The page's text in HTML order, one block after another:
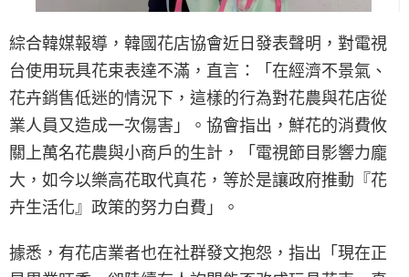
綜合韓媒報導，韓國花店協會近日發表聲明，對電視
台使用玩具花束表達不滿，直言：「在經濟不景氣、
花卉銷售低迷的情況下，這樣的行為對花農與花店從
業人員又造成一次傷害」。協會指出，鮮花的消費攸
關上萬名花農與小商戶的生計，「電視節目影響力龐
大，如今以樂高花取代真花，等於是讓政府推動『花
卉生活化』政策的努力白費」。
據悉，有花店業者也在社群發文抱怨，指出「現在正